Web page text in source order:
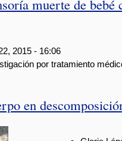
muerte de
2015 - 16:06
por tratamiento
en